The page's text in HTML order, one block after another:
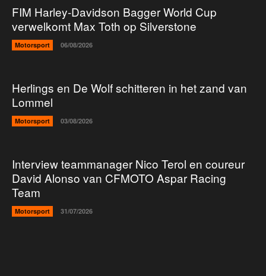
FIM Harley-Davidson Bagger World Cup
verwelkomt Max Toth op Silverstone
Motorsport 06/08/2026
Herlings en De Wolf schitteren in het zand van
Lommel
Motorsport 03/08/2026
Interview teammanager Nico Terol en coureur
David Alonso van CFMOTO Aspar Racing
Team
Motorsport 31/07/2026